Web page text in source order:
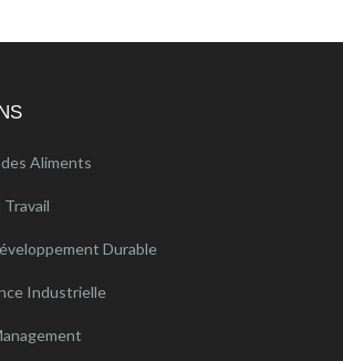
Aliments
Durable
Industrielle